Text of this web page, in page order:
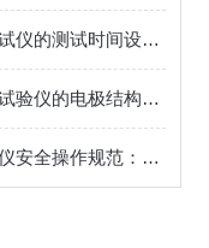
耐电压击穿测试仪的测试时间设定与缓升/快升方式
介电击穿强度试验仪的电极结构与试样夹持方式
电压击穿试验仪安全操作规范：防护罩联锁与接地保护